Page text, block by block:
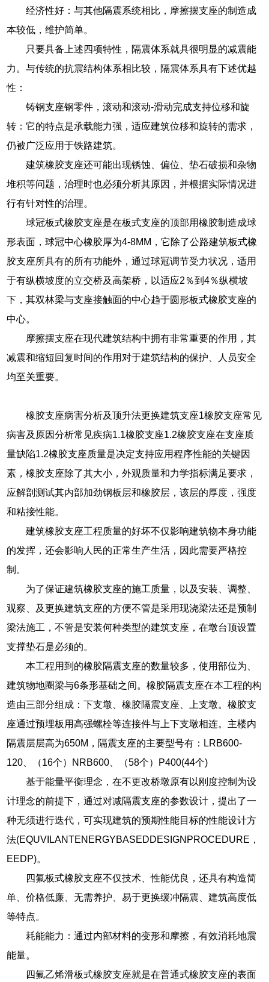
经济性好：与其他隔震系统相比，摩擦摆支座的制造成
本较低，维护简单。
只要具备上述四项特性，隔震体系就具很明显的减震能
力。与传统的抗震结构体系相比较，隔震体系具有下述优越
性：
铸钢支座钢零件，滚动和滚动-滑动完成支持位移和旋
转：它的特点是承载能力强，适应建筑位移和旋转的需求，
仍被广泛应用于铁路建筑。
建筑橡胶支座还可能出现锈蚀、偏位、垫石破损和杂物
堆积等问题，治理时也必须分析其原因，并根据实际情况进
行有针对性的治理。
球冠板式橡胶支座是在板式支座的顶部用橡胶制造成球
形表面，球冠中心橡胶厚为4-8MM，它除了公路建筑板式橡
胶支座所具有的所有功能外，通过球冠调节受力状况，适用
于有纵横坡度的立交桥及高架桥，以适应2％到4％纵横坡
下，其双林梁与支座接触面的中心趋于圆形板式橡胶支座的
中心。
摩擦摆支座在现代建筑结构中拥有非常重要的作用，其
减震和缩短回复时间的作用对于建筑结构的保护、人员安全
均至关重要。
橡胶支座病害分析及顶升法更换建筑支座1橡胶支座常见
病害及原因分析常见疾病1.1橡胶支座1.2橡胶支座在支座质
量缺陷1.2橡胶支座质量是决定支持应用程序性能的关键因
素，橡胶支座除了其大小，外观质量和力学指标满足要求，
应解剖测试其内部加劲钢板层和橡胶层，该层的厚度，强度
和粘接性能。
建筑橡胶支座工程质量的好坏不仅影响建筑物本身功能
的发挥，还会影响人民的正常生产生活，因此需要严格控
制。
为了保证建筑橡胶支座的施工质量，以及安装、调整、
观察、及更换建筑支座的方便不管是采用现浇梁法还是预制
梁法施工，不管是安装何种类型的建筑支座，在墩台顶设置
支撑垫石是必须的。
本工程用到的橡胶隔震支座的数量较多，使用部位为、
建筑物地圈梁与6条形基础之间。橡胶隔震支座在本工程的构
造由三部分组成：下支墩、橡胶隔震支座、上支墩。橡胶支
座通过预埋板用高强螺栓等连接件与上下支墩相连。主楼内
隔震层层高为650M，隔震支座的主要型号有：LRB600-
120、（16个）NRB600、（58个）P400(44个)
基于能量平衡理念，在不更改桥墩原有以刚度控制为设
计理念的前提下，通过对减隔震支座的参数设计，提出了一
种无须进行迭代，可实现建筑的预期性能目标的性能设计方
法(EQUVILANTENERGYBASEDDESIGNPROCEDURE，
EEDP)。
四氟板式橡胶支座不仅技术、性能优良，还具有构造简
单、价格低廉、无需养护、易于更换缓冲隔震、建筑高度低
等特点。
耗能能力：通过内部材料的变形和摩擦，有效消耗地震
能量。
四氟乙烯滑板式橡胶支座就是在普通式橡胶支座的表面